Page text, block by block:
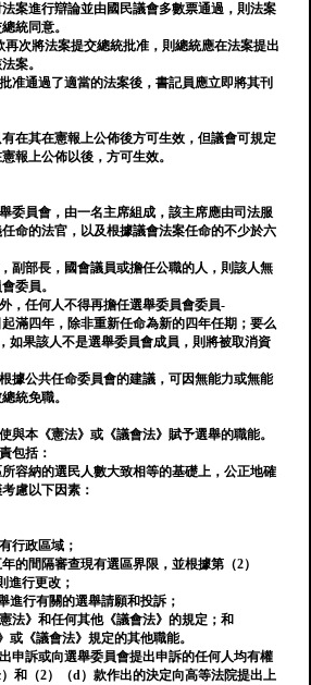
案進行辯論並由國民議會多數票通過，則法案
統同意。
再次將法案提交總統批准，則總統應在法案提出
案。
准通過了適當的法案後，書記員應立即將其刊
在其在憲報上公佈後方可生效，但議會可規定
報上公佈以後，方可生效。
委員會，由一名主席組成，該主席應由司法服
命的法官，以及根據議會法案任命的不少於六
副部長，國會議員或擔任公職的人，則該人無
委員。
，任何人不得再擔任選舉委員會委員-
滿四年，除非重新任命為新的四年任期；要么
如果該人不是選舉委員會成員，則將被取消資
據公共任命委員會的建議，可因無能力或無能
統免職。
與本《憲法》或《議會法》賦予選舉的職能。
包括：
容納的選民人數大致相等的基礎上，公正地確
慮以下因素：
行政區域；
的間隔審查現有選區界限，並根據第（2）
進行更改；
進行有關的選舉請願和投訴；
法》和任何其他《議會法》的規定；和
或《議會法》規定的其他職能。
申訴或向選舉委員會提出申訴的任何人均有權
和（2）（d）款作出的決定向高等法院提出上